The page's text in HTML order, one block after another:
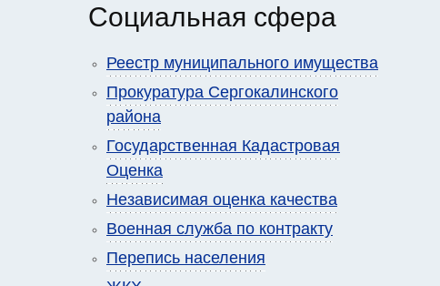
Социальная сфера
Реестр муниципального имущества
Прокуратура Сергокалинского
района
Государственная Кадастровая
Оценка
Независимая оценка качества
Военная служба по контракту
Перепись населения